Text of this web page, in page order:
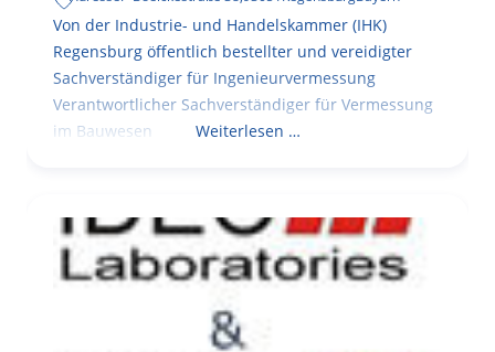
Von der Industrie- und Handelskammer (IHK)
Regensburg öffentlich bestellter und vereidigter
Sachverständiger für Ingenieurvermessung
Verantwortlicher Sachverständiger für Vermessung
im Bauwesen
Weiterlesen …